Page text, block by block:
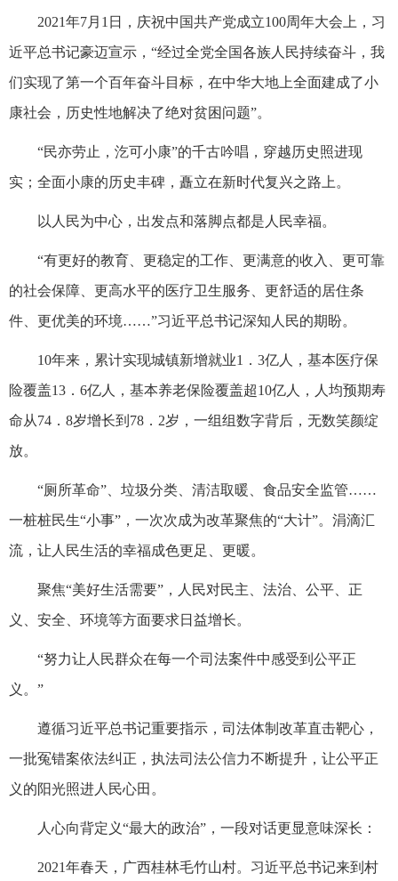
2021年7月1日，庆祝中国共产党成立100周年大会上，习
近平总书记豪迈宣示，“经过全党全国各族人民持续奋斗，我
们实现了第一个百年奋斗目标，在中华大地上全面建成了小
康社会，历史性地解决了绝对贫困问题”。
“民亦劳止，汔可小康”的千古吟唱，穿越历史照进现
实；全面小康的历史丰碑，矗立在新时代复兴之路上。
以人民为中心，出发点和落脚点都是人民幸福。
“有更好的教育、更稳定的工作、更满意的收入、更可靠
的社会保障、更高水平的医疗卫生服务、更舒适的居住条
件、更优美的环境……”习近平总书记深知人民的期盼。
10年来，累计实现城镇新增就业1．3亿人，基本医疗保
险覆盖13．6亿人，基本养老保险覆盖超10亿人，人均预期寿
命从74．8岁增长到78．2岁，一组组数字背后，无数笑颜绽
放。
“厕所革命”、垃圾分类、清洁取暖、食品安全监管……
一桩桩民生“小事”，一次次成为改革聚焦的“大计”。涓滴汇
流，让人民生活的幸福成色更足、更暖。
聚焦“美好生活需要”，人民对民主、法治、公平、正
义、安全、环境等方面要求日益增长。
“努力让人民群众在每一个司法案件中感受到公平正
义。”
遵循习近平总书记重要指示，司法体制改革直击靶心，
一批冤错案依法纠正，执法司法公信力不断提升，让公平正
义的阳光照进人民心田。
人心向背定义“最大的政治”，一段对话更显意味深长：
2021年春天，广西桂林毛竹山村。习近平总书记来到村